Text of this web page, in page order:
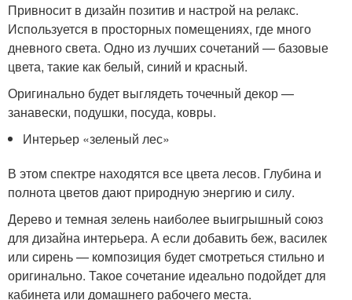
Привносит в дизайн позитив и настрой на релакс.
Используется в просторных помещениях, где много
дневного света. Одно из лучших сочетаний — базовые
цвета, такие как белый, синий и красный.
Оригинально будет выглядеть точечный декор —
занавески, подушки, посуда, ковры.
Интерьер «зеленый лес»
В этом спектре находятся все цвета лесов. Глубина и
полнота цветов дают природную энергию и силу.
Дерево и темная зелень наиболее выигрышный союз
для дизайна интерьера. А если добавить беж, василек
или сирень — композиция будет смотреться стильно и
оригинально. Такое сочетание идеально подойдет для
кабинета или домашнего рабочего места.